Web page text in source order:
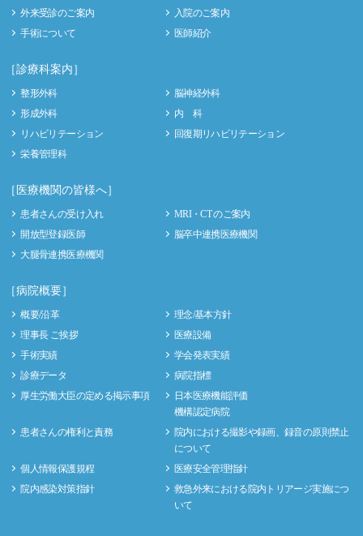
外来受診のご案内
入院のご案内
手術について
医師紹介
［診療科案内］
整形外科
脳神経外科
形成外科
内 科
リハビリテーション
回復期リハビリテーション
栄養管理科
［医療機関の皆様へ］
患者さんの受け入れ
MRI・CT のご案内
開放型登録医師
脳卒中連携医療機関
大腿骨連携医療機関
［病院概要］
概要/沿革
理念/基本方針
理事長 ご挨拶
医療設備
手術実績
学会発表実績
診療データ
病院指標
厚生労働大臣の定める掲示事項
日本医療機能評価
機構認定病院
患者さんの権利と責務
院内における撮影や録画、録音の原則禁止
について
個人情報保護規程
医療安全管理指針
院内感染対策指針
救急外来における院内トリアージ実施につ
いて